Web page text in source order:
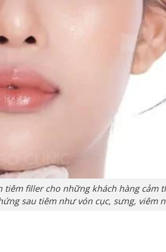
filler cho những khách hàng cảm
sau tiêm như vón cục, sưng, viêm